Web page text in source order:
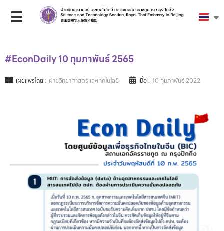
#EconDaily 10 กุมภาพันธ์ 2565
เผยแพร่โดย : ฝ่ายวิทยาศาสตร์และเทคโนโลยี เมื่อ : 10 กุมภาพันธ์ 2022